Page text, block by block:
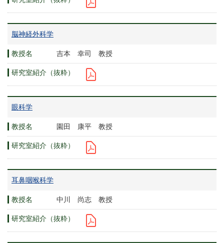
脳神経外科学
吉本 幸司 教授
眼科学
園田 康平 教授
耳鼻咽喉科学
中川 尚志 教授